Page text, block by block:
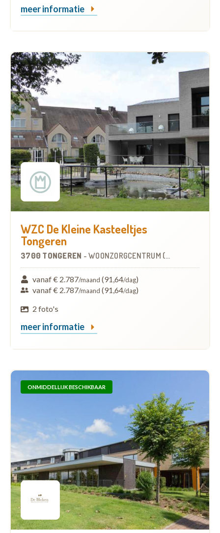
meer informatie
WZC De Kleine Kasteeltjes
Tongeren
3700 TONGEREN - WOONZORGCENTRUM (WZC)
vanaf € 2.787/maand (91,64/dag)
vanaf € 2.787/maand (91,64/dag)
2 foto's
meer informatie
ONMIDDELLIJK BESCHIKBAAR